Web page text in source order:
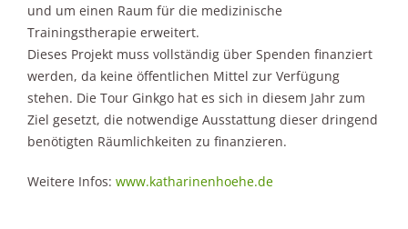
und um einen Raum für die medizinische
Trainingstherapie erweitert.
Dieses Projekt muss vollständig über Spenden finanziert
werden, da keine öffentlichen Mittel zur Verfügung
stehen. Die Tour Ginkgo hat es sich in diesem Jahr zum
Ziel gesetzt, die notwendige Ausstattung dieser dringend
benötigten Räumlichkeiten zu finanzieren.
Weitere Infos: www.katharinenhoehe.de